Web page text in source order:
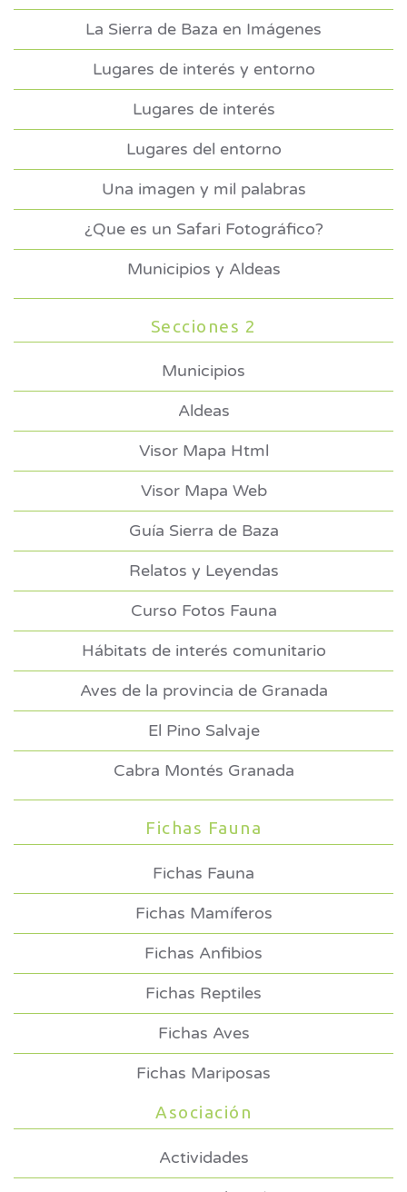
La Sierra de Baza en Imágenes
Lugares de interés y entorno
Lugares de interés
Lugares del entorno
Una imagen y mil palabras
¿Que es un Safari Fotográfico?
Municipios y Aldeas
Secciones 2
Municipios
Aldeas
Visor Mapa Html
Visor Mapa Web
Guía Sierra de Baza
Relatos y Leyendas
Curso Fotos Fauna
Hábitats de interés comunitario
Aves de la provincia de Granada
El Pino Salvaje
Cabra Montés Granada
Fichas Fauna
Fichas Fauna
Fichas Mamíferos
Fichas Anfibios
Fichas Reptiles
Fichas Aves
Fichas Mariposas
Asociación
Actividades